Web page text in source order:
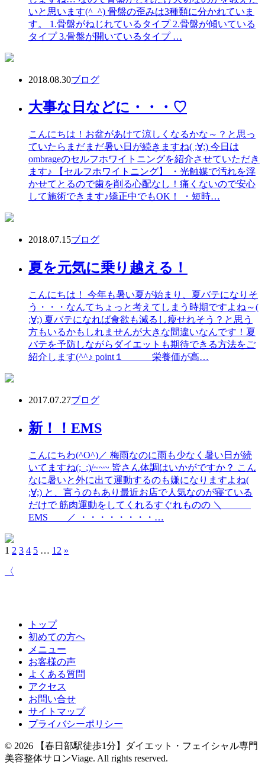
いと思います(^_^) 骨盤の歪みは3種類に分かれていま
す。 1.骨盤がねじれているタイプ 2.骨盤が傾いている
タイプ 3.骨盤が開いているタイプ …
2018.08.30ブログ
大事な日などに・・・♡
こんにちは！お盆があけて涼しくなるかな～？と思っ
ていたらまだまだ暑い日が続きますね( ;∀;) 今日は
ombrageのセルフホワイトニングを紹介させていただき
ます♪ 【セルフホワイトニング】 ・光触媒で汚れを浮
かせてとるので歯を削る心配なし！痛くないので安心
して施術できます♪矯正中でもOK！ ・短時…
2018.07.15ブログ
夏を元気に乗り越える！
こんにちは！ 今年も暑い夏が始まり、夏バテになりそ
う・・・なんてちょっと考えてしまう時期ですよね～(
;∀;) 夏バテになれば食欲も減るし瘦せれそう？と思う
方もいるかもしれませんが大きな間違いなんです！夏
バテを予防しながらダイエットも期待できる方法をご
紹介します(^^♪ point１ 栄養価が高…
2017.07.27ブログ
新！！EMS
こんにちわ(^O^)／ 梅雨なのに雨も少なく暑い日が続
いてますね(;_;)/~~~ 皆さん体調はいかがですか？ こん
なに暑いと外に出て運動するのも嫌になりますよね(
;∀;) と、言うのもあり最近お店で人気なのが寝ている
だけで 筋肉運動をしてくれるすぐれものの ＼
EMS ／ ・・・・・・・・…
1 2 3 4 5 … 12 »
〈
トップ
初めての方へ
メニュー
お客様の声
よくある質問
アクセス
お問い合せ
サイトマップ
プライバシーポリシー
© 2026
【春日部駅徒歩1分】ダイエット・フェイシャル専門
美容整体サロンViage. All rights reserved.